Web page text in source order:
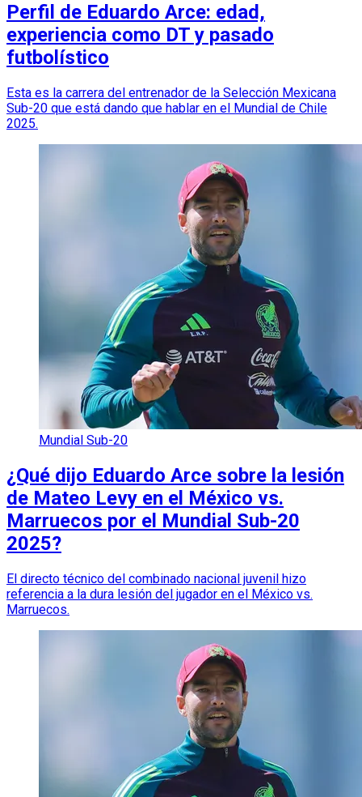
Perfil de Eduardo Arce: edad,
experiencia como DT y pasado
futbolístico
Esta es la carrera del entrenador de la Selección Mexicana
Sub-20 que está dando que hablar en el Mundial de Chile
2025.
Mundial Sub-20
¿Qué dijo Eduardo Arce sobre la lesión
de Mateo Levy en el México vs.
Marruecos por el Mundial Sub-20
2025?
El directo técnico del combinado nacional juvenil hizo
referencia a la dura lesión del jugador en el México vs.
Marruecos.